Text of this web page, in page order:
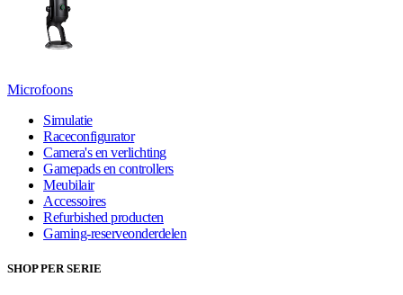
Microfoons
Simulatie
Raceconfigurator
Camera's en verlichting
Gamepads en controllers
Meubilair
Accessoires
Refurbished producten
Gaming-reserveonderdelen
SHOP PER SERIE